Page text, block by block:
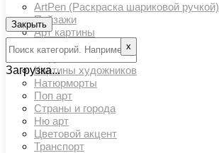
ArtPen (Раскраска шариковой ручкой)
Пейзажи
Арт картины
Животный мир
Картины художников
Натюрморты
Поп арт
Страны и города
Ню арт
Цветовой акцент
Транспорт
Закрыть
х
Загрузка...